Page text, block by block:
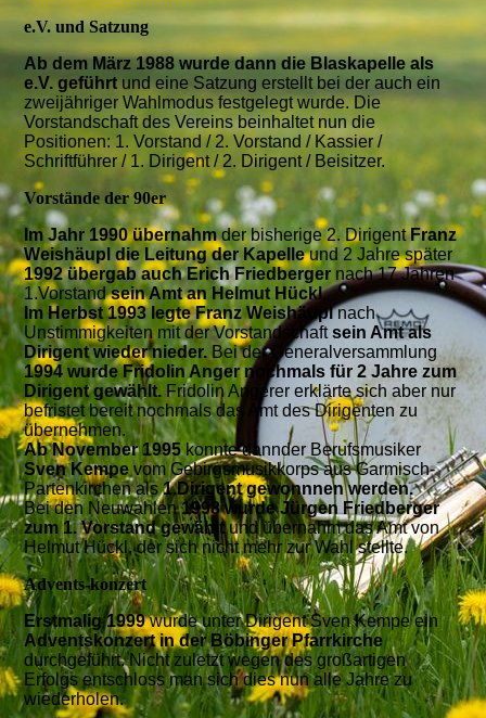
e.V. und Satzung
Ab dem März 1988 wurde dann die Blaskapelle als
e.V. geführtund eine Satzung erstellt bei der auch ein
zweijähriger Wahlmodus festgelegt wurde. Die
Vorstandschaft des Vereins beinhaltet nun die
Positionen: 1. Vorstand / 2. Vorstand / Kassier /
Schriftführer / 1. Dirigent / 2. Dirigent / Beisitzer.
Vorstände der 90er
Im Jahr 1990 übernahmder bisherige 2. DirigentFranz
Weishäupl die Leitung der Kapelleund 2 Jahre später
1992 übergab auch Erich Friedberger nach 17 Jahren
1.Vorstandsein Amt an Helmut Hückl.
Im Herbst 1993 legte Franz Weishäuplnach
Unstimmigkeiten mit der Vorstandschaftsein Amt als
Dirigent wieder nieder.Bei der Generalversammlung
1994 wurde Fridolin Anger nochmals für 2 Jahre zum
Dirigent gewählt.Fridolin Angerer erklärte sich aber nur
befristet bereit nochmals das Amt des Dirigenten zu
übernehmen.
Ab November 1995konnte dannder Berufsmusiker
Sven Kempevom Gebirgsmusikkorps aus Garmisch-
Partenkirchen als1.Dirigent gewonnnen werden.
Bei den Neuwahlen1998 wurde Jürgen Friedberger
zum 1. Vorstand gewähltund übernahm das Amt von
Helmut Hückl, der sich nicht mehr zur Wahl stellte.
Advents-konzert
Erstmalig 1999wurde unter Dirigent Sven Kempe ein
Adventskonzert in der Böbinger Pfarrkirche
durchgeführt. Nicht zuletzt wegen des großartigen
Erfolgs entschloss man sich dies nun alle Jahre zu
wiederholen.